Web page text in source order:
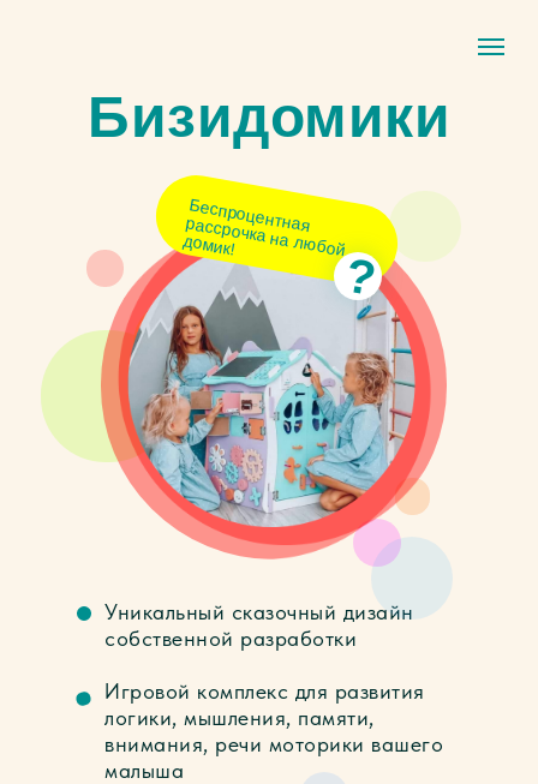
Бизидомики
Уникальный сказочный дизайн
собственной разработки
Игровой комплекс для развития
логики, мышления, памяти,
внимания, речи моторики вашего
малыша
Беспроцентная рассрочка на любой
домик!
?